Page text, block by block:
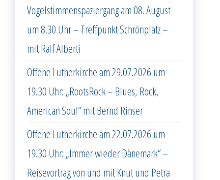
Vogelstimmenspaziergang am 08. August
um 8.30 Uhr – Treffpunkt Schrönplatz –
mit Ralf Alberti
Offene Lutherkirche am 29.07.2026 um
19.30 Uhr: „RootsRock – Blues, Rock,
American Soul“ mit Bernd Rinser
Offene Lutherkirche am 22.07.2026 um
19.30 Uhr: „Immer wieder Dänemark“ –
Reisevortrag von und mit Knut und Petra